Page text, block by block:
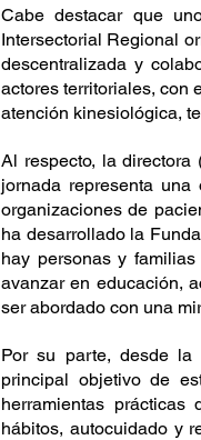
Cabe destacar que
Intersectorial Regional
descentralizada y
actores territoriales, con
atención kinesiológica,
Al respecto, la directora
jornada representa
organizaciones de
ha desarrollado la
hay personas y
avanzar en educación,
ser abordado con una
Por su parte, desde la
principal objetivo de
herramientas
hábitos, autocuidado y